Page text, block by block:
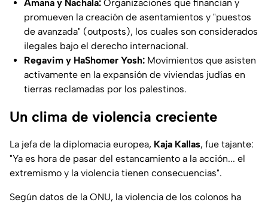
Amana y Nachala: Organizaciones que financian y
promueven la creación de asentamientos y "puestos
de avanzada" (outposts), los cuales son considerados
ilegales bajo el derecho internacional.
Regavim y HaShomer Yosh: Movimientos que asisten
activamente en la expansión de viviendas judías en
tierras reclamadas por los palestinos.
Un clima de violencia creciente
La jefa de la diplomacia europea, Kaja Kallas, fue tajante:
"Ya es hora de pasar del estancamiento a la acción... el
extremismo y la violencia tienen consecuencias".
Según datos de la ONU, la violencia de los colonos ha